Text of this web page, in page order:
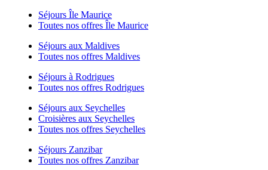
Séjours Île Maurice
Toutes nos offres Île Maurice
Séjours aux Maldives
Toutes nos offres Maldives
Séjours à Rodrigues
Toutes nos offres Rodrigues
Séjours aux Seychelles
Croisières aux Seychelles
Toutes nos offres Seychelles
Séjours Zanzibar
Toutes nos offres Zanzibar